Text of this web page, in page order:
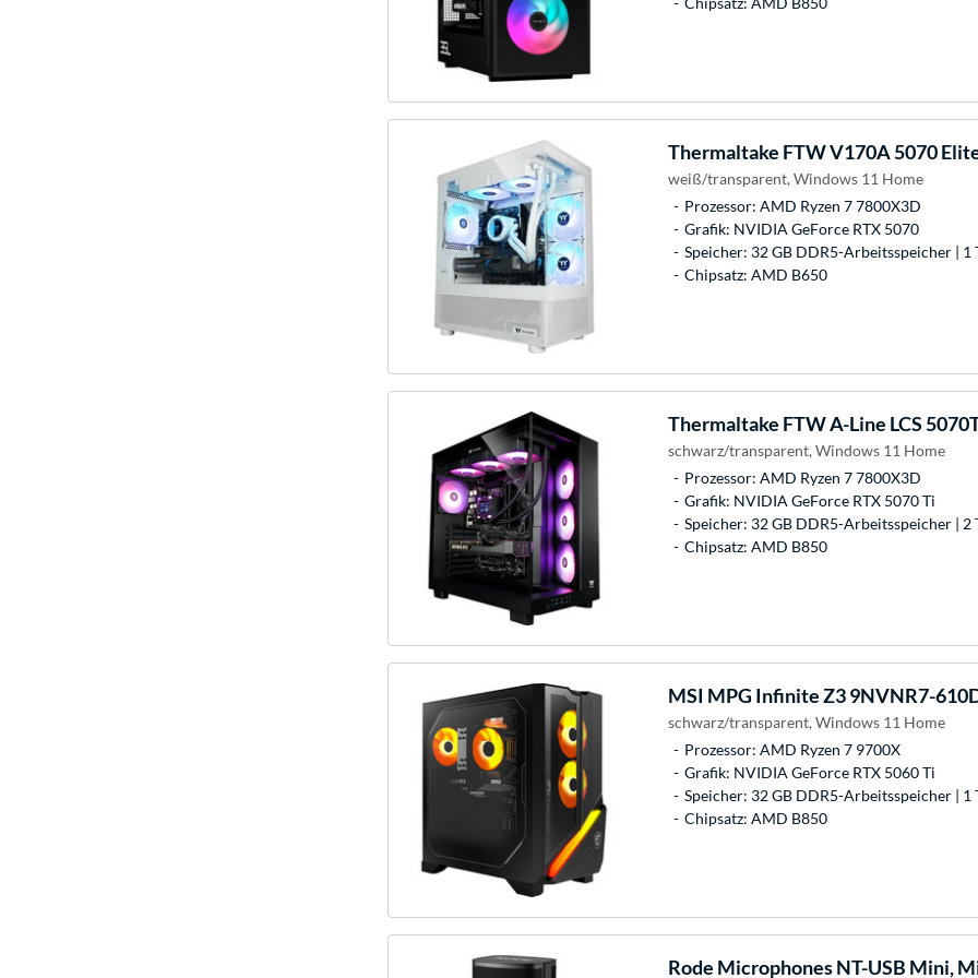
Thermaltake FTW V170A 5070
weiß/transparent, Windows 11 Home
Prozessor: AMD Ryzen 7 7800X3D
Grafik: NVIDIA GeForce RTX 5070
Speicher: 32 GB DDR5-Arbeitsspeicher | 1
Chipsatz: AMD B650
Thermaltake FTW A-Line LCS
schwarz/transparent, Windows 11 Home
Prozessor: AMD Ryzen 7 7800X3D
Grafik: NVIDIA GeForce RTX 5070 Ti
Speicher: 32 GB DDR5-Arbeitsspeicher | 2
Chipsatz: AMD B850
MSI MPG Infinite Z3 9NVNR7-
schwarz/transparent, Windows 11 Home
Prozessor: AMD Ryzen 7 9700X
Grafik: NVIDIA GeForce RTX 5060 Ti
Speicher: 32 GB DDR5-Arbeitsspeicher | 1
Chipsatz: AMD B850
Rode MicrophonesNT-USB Mini,